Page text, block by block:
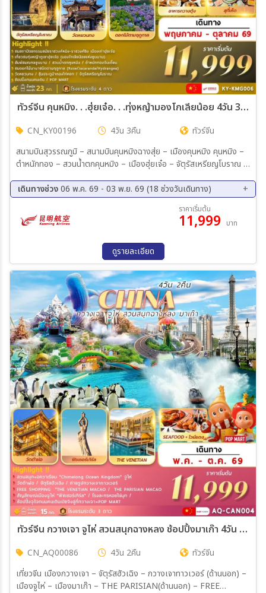
ทัวร์จีน คุนหมิง. . .ฮุ่ยเจ๋อ. . .ทุ่งหญ้ามองโกเลียน้อย 4วัน 3คืน (KY)
CN_KY00196 4วัน 3คืน
ทัวร์จีน
สนามบินสุวรรณภูมิ – สนามบินคุนหมิงฉางสุ่ย – เมืองคุนหมิง คุนหมิง –
ตำหนักทอง – สวนน้ำตกคุนหมิง – เมืองฮุ่ยเจ๋อ – จัตุรัสเหรียญโบราณ –
หยก – ประตูม้า ทอง ไก่ หยก – ช้อปปิ้งถนนคนเดิน – POP MART คุนห
มิง – วัดหยวนทง – สวนดอกไม้ตามฤดูกาล – ร้านบัวหิมะ – สนามบินคุนห
มิงฉางสุ่ย – สนามบินสุวรรณภูมิ
เดินทางช่วง06 พ.ค. 69 - 03 พ.ย. 69 (18 ช่วงวันเดินทาง)
14 ส.ค. 69 - 17 ส.ค. 69
18 ส.ค. 69 - 21 ส.ค. 69
22 ส.ค. 69 - 25 ส.ค. 69
30 ส.ค. 69 - 02 ก.ย. 69
07 ก.ย. 69 - 10 ก.ย. 69
14 ก.ย. 69 - 17 ก.ย. 69
16 ก.ย. 69 - 19 ก.ย. 69
22 ก.ย. 69 - 25 ก.ย. 69
24 ก.ย. 69 - 27 ก.ย. 69
11 ต.ค. 69 - 14 ต.ค. 69
18 ต.ค. 69 - 21 ต.ค. 69
22 ต.ค. 69 - 25 ต.ค. 69
27 ต.ค. 69 - 30 ต.ค. 69
31 ต.ค. 69 - 03 พ.ย. 69
ราคาเริ่มต้น
11,999 บาท
ดูรายละเอียด
ทัวร์จีน กวางเจา จูไห่ สวนสนุกฉางหลง ช้อปปิ้งมาเก๊า 4วัน 2คืน (AQ)
CN_AQ00086 4วัน 2คืน
ทัวร์จีน
เที่ยวจีน เมืองกวางเจา – จัตุรัสฮัวเฉิง – กวางเจาทาวเวอร์ (ด้านนอก) –
เมืองจูไห่ – เมืองมาเก๊า – THE PARISIAN(ด้านนอก) – FREE